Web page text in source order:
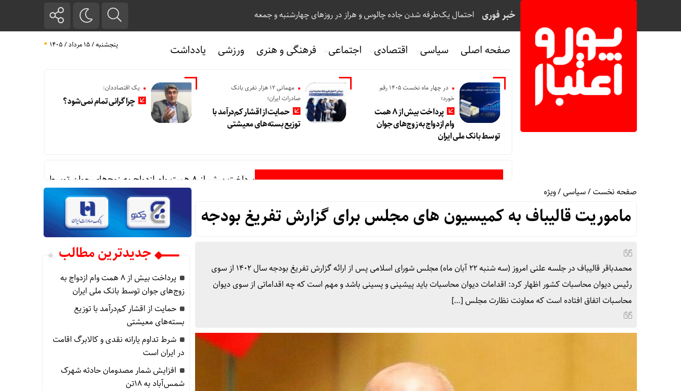
خبر فوری احتمال یک‌طرفه شدن جاده چالوس و هراز در روزهای چهارشنبه و جمعه
صفحه اصلی سیاسی اقتصادی اجتماعی فرهنگی و هنری ورزشی یادداشت پنجشنبه / ۱۵ مرداد / ۱۴۰۵
در چهار ماه نخست ۱۴۰۵ رقم
خورد؛
پرداخت بیش از ۸ همت
وام ازدواج به زوج‌های جوان
توسط بانک ملی ایران
مهمانی ۱۲ هزار نفری بانک
صادرات ایران؛
حمایت از اقشار کم‌درآمد با
توزیع بسته‌های معیشتی
یک اقتصاددان:
چرا گرانی تمام نمی‌شود؟
پرداخت بیش از ۸ همت وام ازدواج به زوج‌های جوان توسط بانک ملی ایران
صفحه نخست/سیاسی/ویژه
ماموریت قالیباف به کمیسیون های مجلس برای گزارش تفریغ بودجه
محمدباقر قالیباف در جلسه علنی امروز (سه شنبه ۲۲ آبان ماه) مجلس شورای اسلامی پس از ارائه گزارش تفریغ بودجه سال ۱۴۰۲ از سوی
رئیس دیوان محاسبات کشور اظهار کرد: اقدامات دیوان محاسبات باید پیشینی و پسینی باشد و مهم است که چه اقداماتی از سوی دیوان
محاسبات اتفاق افتاده است که معاونت نظارت مجلس […]
جدیدترین مطالب
پرداخت بیش از ۸ همت وام ازدواج به
زوج‌های جوان توسط بانک ملی ایران
حمایت از اقشار کم‌درآمد با توزیع
بسته‌های معیشتی
شرط تداوم یارانه نقدی و کالابرگ اقامت
در ایران است
افزایش شمار مصدومان حادثه شهرک
شمس‌آباد به ۱۸تن